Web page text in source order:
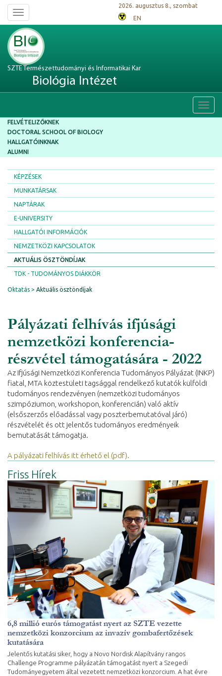
Toggle
navigation
2026. augusztus 8., szombat
EN
SZTE Természettudományi és Informatikai Kar
Biológia Intézet
FELVÉTELIZŐKNEK
DOCTORAL SCHOOL OF BIOLOGY
HALLGATÓINKNAK
ALUMNI
KÉPZÉSEK
MUNKATÁRSAK
NAPTÁRAK
E-UNIVERSITY
HALLGATÓI INFORMÁCIÓK
NEMZETKÖZI KAPCSOLATOK
AKTUÁLIS ÖSZTÖNDÍJAK
TDK - TUDOMÁNYOS DIÁKKÖR
Oktatás Aktuális ösztöndíjak
Pályázati felhívás ifjúsági
nemzetközi konferencia-
részvétel támogatására - 2022
Az Ifjúsági Nemzetközi Konferencia Tudományos Pályázat (INKP)
fiatal, MTA köztestületi tagsággal rendelkező kutatók külföldi
tudományos rendezvényen (nemzetközi tudományos
szimpóziumon, workshopon, konferencián) való aktív
(elsőszerzős előadással vagy poszterbemutatóval járó)
részvételét és ott jelentős tudományos eredményeik
bemutatását támogatja.
A pályázati felhívás itt érhető el (pdf).
Friss Hírek
6,8 millió eurós támogatást nyert az SZTE vezette
nemzetközi konzorcium az invazív gombafertőzések
kutatására
Jelentős kutatási siker, hogy a Novo Nordisk Alapítvány rangos
Challenge Programme pályázatán támogatást nyert a Szegedi
Tudományegyetem által vezetett nemzetközi konzorcium. A hat évre